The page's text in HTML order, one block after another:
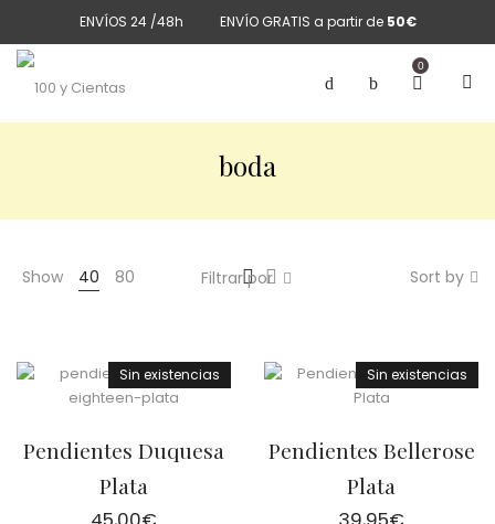
ENVÍOS 24 /48h ENVÍO GRATIS a partir de 50€
0
boda
Show 40 80 Sort by
Filtrar por
Sin existencias
Pendientes Duquesa
Plata
Sin existencias
Pendientes Bellerose
Plata